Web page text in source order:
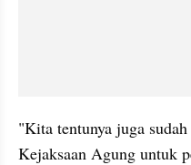
"Kita tentunya juga
Kejaksaan Agung untuk